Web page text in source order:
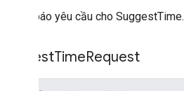
Thông báo yêu cầu cho SuggestTime.
SuggestTimeRequest